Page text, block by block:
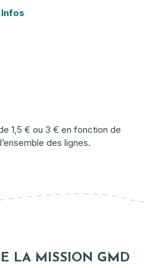
Infos
1,5 € ou 3 € en fonction de
des lignes.
LA MISSION GMD